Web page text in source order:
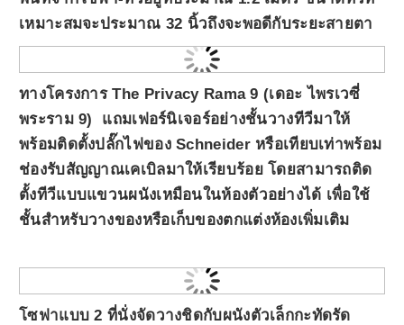
เหมาะสมจะประมาณ 32 นิ้วถึงจะพอดีกับระยะสายตา
ทางโครงการThe Privacy Rama 9 (เดอะ ไพรเวซี่
พระราม 9) แถมเฟอร์นิเจอร์อย่างชั้นวางทีวีมาให้
พร้อมติดตั้งปลั๊กไฟของ Schneider หรือเทียบเท่าพร้อม
ช่องรับสัญญาณเคเบิลมาให้เรียบร้อย โดยสามารถติด
ตั้งทีวีแบบแขวนผนังเหมือนในห้องตัวอย่างได้ เพื่อใช้
ชั้นสำหรับวางของหรือเก็บของตกแต่งห้องเพิ่มเติม
โซฟาแบบ 2 ที่นั่งจัดวางชิดกับผนังตัวเล็กกะทัดรัด